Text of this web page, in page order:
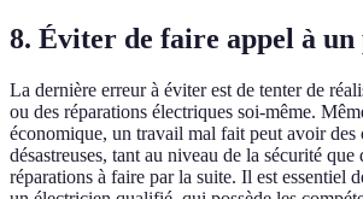
8. Éviter de faire appel à un
La dernière erreur à éviter est de tenter de
ou des réparations électriques soi-même.
économique, un travail mal fait peut avoir des
désastreuses, tant au niveau de la sécurité que
réparations à faire par la suite. Il est essentiel